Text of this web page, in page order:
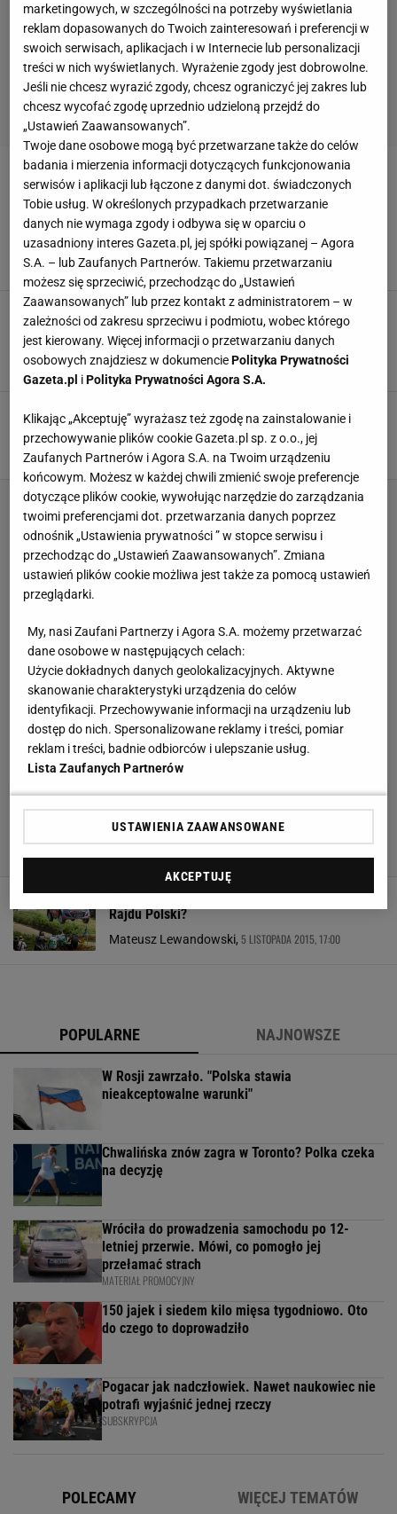
MIKOŁAJKI
Michniewicz zrobił unboxing prezentu od
"Mikołaja ze Szkocji". Tego się nie spodziewał
Karolina Kurek,7 GRUDNIA 2023, 14:37
Robert Lewandowski zrobił dzieciom
mikołajkową niespodziankę! Wyjątkowe
spotkanie [WIDEO]
Kacper Sosnowski, 6 GRUDNIA 2020, 13:52
Michniewicz zrugał swojego syna na
konferencji Legii. "Musi ponosić konsekwencje"
DL,4 GRUDNIA 2020, 18:27
Odcinek specjalny pod Orzyszem nowością 73.
Rajdu Polski?
Mateusz Lewandowski, 5 LISTOPADA 2015, 17:00
POPULARNE NAJNOWSZE
W Rosji zawrzało. "Polska stawia
nieakceptowalne warunki"
Chwalińska znów zagra w Toronto? Polka czeka
na decyzję
Wróciła do prowadzenia samochodu po 12-
letniej przerwie. Mówi, co pomogło jej
przełamać strach
MATERIAŁ PROMOCYJNY
150 jajek i siedem kilo mięsa tygodniowo. Oto
do czego to doprowadziło
Pogacar jak nadczłowiek. Nawet naukowiec nie
potrafi wyjaśnić jednej rzeczy
SUBSKRYPCJA
POLECAMY WIĘCEJ TEMATÓW
marketingowych, w szczególności na potrzeby wyświetlania
reklam dopasowanych do Twoich zainteresowań i preferencji w
swoich serwisach, aplikacjach i w Internecie lub personalizacji
treści w nich wyświetlanych. Wyrażenie zgody jest dobrowolne.
Jeśli nie chcesz wyrazić zgody, chcesz ograniczyć jej zakres lub
chcesz wycofać zgodę uprzednio udzieloną przejdź do
„Ustawień Zaawansowanych”.
Twoje dane osobowe mogą być przetwarzane także do celów
badania i mierzenia informacji dotyczących funkcjonowania
serwisów i aplikacji lub łączone z danymi dot. świadczonych
Tobie usług. W określonych przypadkach przetwarzanie
danych nie wymaga zgody i odbywa się w oparciu o
uzasadniony interes Gazeta.pl, jej spółki powiązanej – Agora
S.A. – lub Zaufanych Partnerów. Takiemu przetwarzaniu
możesz się sprzeciwić, przechodząc do „Ustawień
Zaawansowanych” lub przez kontakt z administratorem – w
zależności od zakresu sprzeciwu i podmiotu, wobec którego
jest kierowany. Więcej informacji o przetwarzaniu danych
osobowych znajdziesz w dokumenciePolityka Prywatności
Gazeta.pl iPolityka Prywatności Agora S.A.
Klikając „Akceptuję” wyrażasz też zgodę na zainstalowanie i
przechowywanie plików cookie Gazeta.pl sp. z o.o., jej
Zaufanych Partnerów i Agora S.A. na Twoim urządzeniu
końcowym. Możesz w każdej chwili zmienić swoje preferencje
dotyczące plików cookie, wywołując narzędzie do zarządzania
twoimi preferencjami dot. przetwarzania danych poprzez
odnośnik „Ustawienia prywatności ” w stopce serwisu i
przechodząc do „Ustawień Zaawansowanych”. Zmiana
ustawień plików cookie możliwa jest także za pomocą ustawień
przeglądarki.
My, nasi Zaufani Partnerzy i Agora S.A. możemy przetwarzać
dane osobowe w następujących celach:
Użycie dokładnych danych geolokalizacyjnych. Aktywne
skanowanie charakterystyki urządzenia do celów
identyfikacji. Przechowywanie informacji na urządzeniu lub
dostęp do nich. Spersonalizowane reklamy i treści, pomiar
reklam i treści, badnie odbiorców i ulepszanie usług.
Lista Zaufanych Partnerów
USTAWIENIA ZAAWANSOWANE
AKCEPTUJĘ